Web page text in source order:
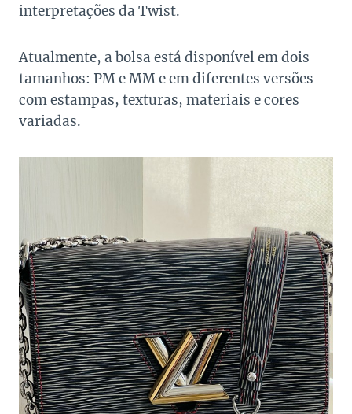
interpretações da Twist.
Atualmente, a bolsa está disponível em dois
tamanhos: PM e MM e em diferentes versões
com estampas, texturas, materiais e cores
variadas.